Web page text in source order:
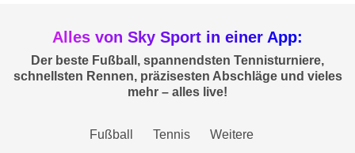
Alles von Sky Sport in einer App:
Der beste Fußball, spannendsten Tennisturniere,
schnellsten Rennen, präzisesten Abschläge und vieles
mehr – alles live!
Fußball Tennis Weitere